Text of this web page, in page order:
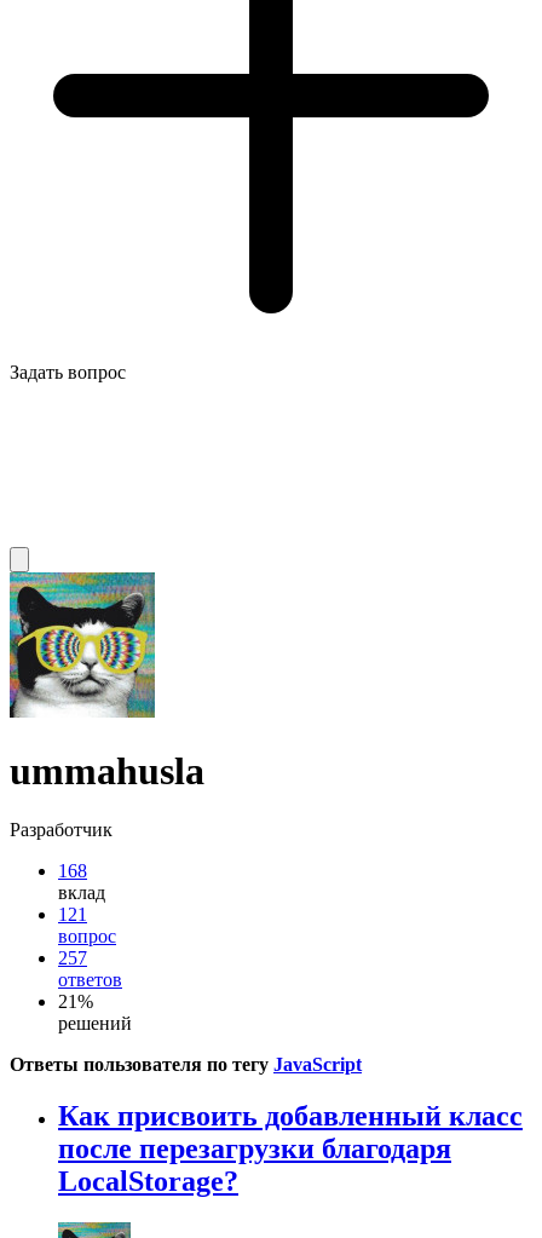
Задать вопрос
ummahusla
Разработчик
168
вклад
121
вопрос
257
ответов
21%
решений
Ответы пользователя по тегу JavaScript
Как присвоить добавленный класс
после перезагрузки благодаря
LocalStorage?